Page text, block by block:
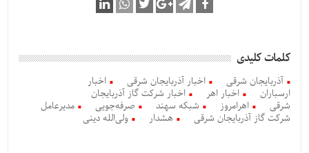
کلمات کلیدی
آذربایجان شرقی اخبار آذربایجان شرقی
اخبار
ارسباران
اخبار اهر
اخبار شرکت گاز آذربایجان
شرقی
اهرامروز شبکه سهند صرفه‌جویی
مدیرعامل
شرکت گاز آذربایجان شرقی
هشدار ولی‌الله دینی